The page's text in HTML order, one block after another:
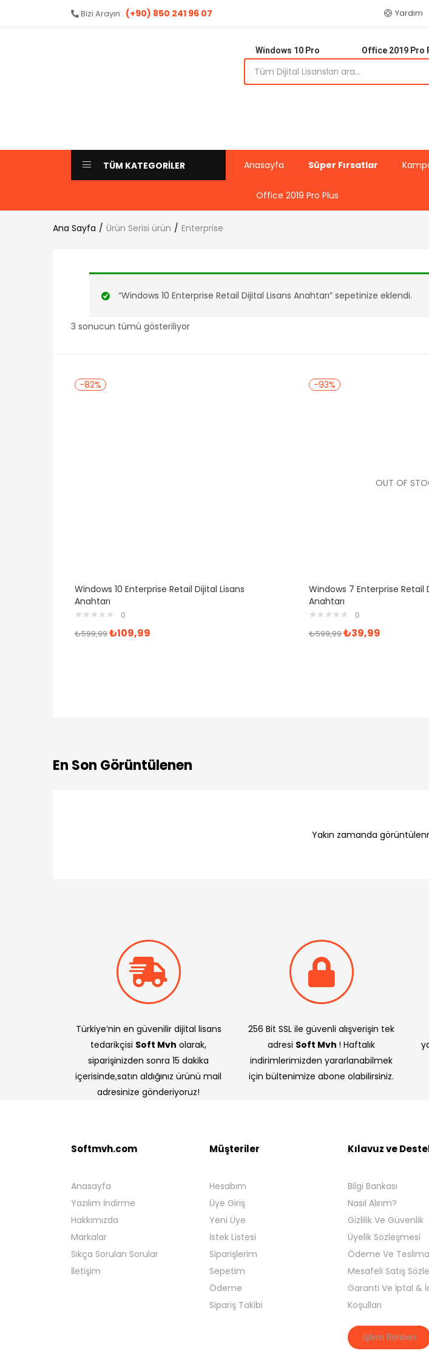
Bizi Arayın : (+90) 850 241 96 07 Yardım
Windows 10 Pro Office 2019 Pro
TÜM KATEGORİLER Anasayfa Süper Fırsatlar
Office 2019 Pro Plus
Ana Sayfa Ürün Serisi ürün Enterprise
“Windows 10 Enterprise Retail Dijital Lisans Anahtarı” sepetinize eklendi.
3 sonucun tümü gösteriliyor
-82%
Windows 10 Enterprise Retail Dijital Lisans
Anahtarı
0
₺599,99₺109,99
-93%
OUT OF
Windows 7 Enterprise Retail
Anahtarı
0
₺599,99₺39,99
En Son Görüntülenen
Yakın zamanda
Türkiye’nin en güvenilir dijital lisans
tedarikçisi Soft Mvh olarak,
siparişinizden sonra 15 dakika
içerisinde,satın aldığınız ürünü mail
adresinize gönderiyoruz!
256 Bit SSL ile güvenli alışverişin tek
adresi Soft Mvh ! Haftalık
indirimlerimizden yararlanabilmek
için bültenimize abone olabilirsiniz.
Softmvh.com
Anasayfa
Yazılım İndirme
Hakkımızda
Markalar
Sıkça Sorulan Sorular
İletişim
Müşteriler
Hesabım
Üye Giriş
Yeni Üye
İstek Listesi
Siparişlerim
Sepetim
Ödeme
Sipariş Takibi
Kılavuz ve
Bilgi Bankası
Nasıl Alırım?
Gizlilik Ve Güvenlik
Üyelik Sözleşmesi
Ödeme Ve
Mesafeli Satış
Garanti Ve İptal &
Koşulları
İşlem Rehberi